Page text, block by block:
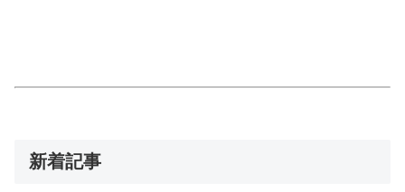
新着記事